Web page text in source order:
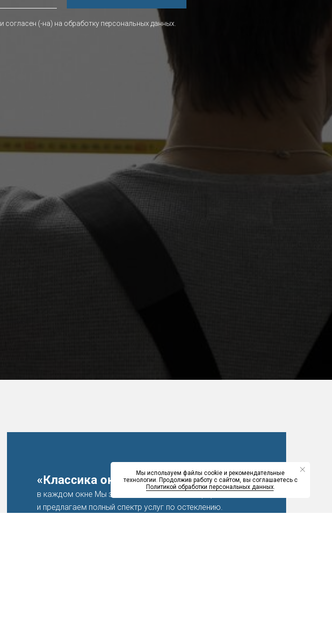
и согласен (-на) на обработку персональных данных.
«Классика окон»— комфорт и надежность
в каждом окне Мы заботимся о вашем комфорте
и предлагаем полный спектр услуг по остеклению.
Мы используем файлы cookie и рекомендательные
технологии. Продолжив работу с сайтом, вы соглашаетесь с
Политикой обработки персональных данных.